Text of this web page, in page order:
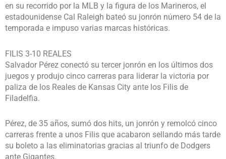
en su recorrido por la MLB y la figura de los Marineros, el
estadounidense Cal Raleigh bateó su jonrón número 54 de la
temporada e impuso varias marcas históricas.
FILIS 3-10 REALES
Salvador Pérez conectó su tercer jonrón en los últimos dos
juegos y produjo cinco carreras para liderar la victoria por
paliza de los Reales de Kansas City ante los Filis de
Filadelfia.
Pérez, de 35 años, sumó dos hits, un jonrón y remolcó cinco
carreras frente a unos Filis que acabaron sellando más tarde
su boleto a las eliminatorias gracias al triunfo de Dodgers
ante Gigantes.